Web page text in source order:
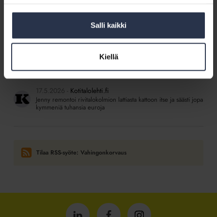
Salli kaikki
Kiellä
SISÄLTÖJÄ ISÄNNÖINTILIITON MEDIOISTA
Kotitalolehti.fi
Voiko omaa rivitalopihaa varjostavan puun kaataa?
Kotitalolehti.fi
Kiinnostaako asunnon lyhytvuokraus? Huomioi nämä asiat
17.5.2026 Kotitalolehti.fi
Jenny remontoi rivitalokolmion lattiasta kattoon itse ja säästi jopa
kymmeniä tuhansia euroja
Tilaa RSS-syöte: Vahingonkorvaus